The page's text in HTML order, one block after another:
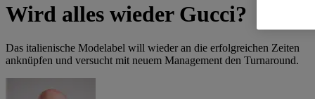
Wird alles wieder Gucci?
Das italienische Modelabel will wieder an die erfolgreichen Zeiten
anknüpfen und versucht mit neuem Management den Turnaround.